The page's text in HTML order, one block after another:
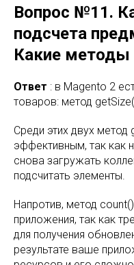
Вопрос №11.
подсчета
Какие методы
Ответ : в Magento 2
товаров: метод
Среди этих двух метод
эффективным, так как
снова загружать
подсчитать элементы.
Напротив, метод
приложения, так как
для получения
результате ваше